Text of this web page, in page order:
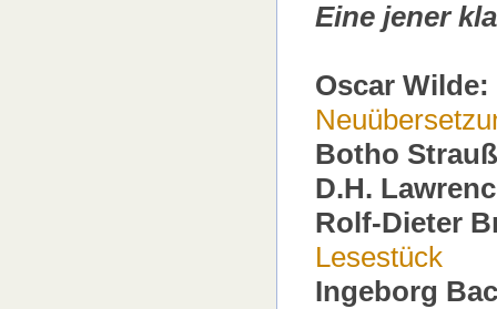
Eine jener
Oscar Wilde:
Botho
D.H.
Rolf-Dieter
Lesestück
Ingeborg